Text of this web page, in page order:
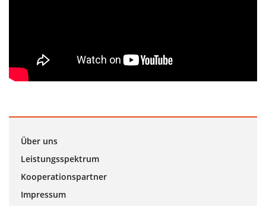
Über uns
Leistungsspektrum
Kooperationspartner
Impressum